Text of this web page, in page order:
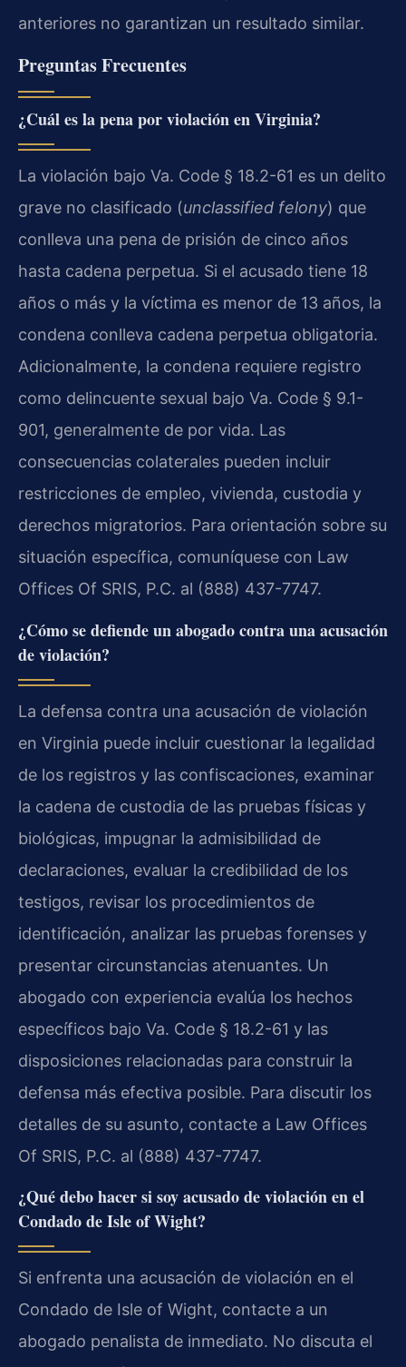
anteriores no garantizan un resultado similar.
Preguntas Frecuentes
¿Cuál es la pena por violación en Virginia?
La violación bajo Va. Code § 18.2-61 es un delito
grave no clasificado (unclassified felony) que
conlleva una pena de prisión de cinco años
hasta cadena perpetua. Si el acusado tiene 18
años o más y la víctima es menor de 13 años, la
condena conlleva cadena perpetua obligatoria.
Adicionalmente, la condena requiere registro
como delincuente sexual bajo Va. Code § 9.1-
901, generalmente de por vida. Las
consecuencias colaterales pueden incluir
restricciones de empleo, vivienda, custodia y
derechos migratorios. Para orientación sobre su
situación específica, comuníquese con Law
Offices Of SRIS, P.C. al (888) 437-7747.
¿Cómo se defiende un abogado contra una acusación
de violación?
La defensa contra una acusación de violación
en Virginia puede incluir cuestionar la legalidad
de los registros y las confiscaciones, examinar
la cadena de custodia de las pruebas físicas y
biológicas, impugnar la admisibilidad de
declaraciones, evaluar la credibilidad de los
testigos, revisar los procedimientos de
identificación, analizar las pruebas forenses y
presentar circunstancias atenuantes. Un
abogado con experiencia evalúa los hechos
específicos bajo Va. Code § 18.2-61 y las
disposiciones relacionadas para construir la
defensa más efectiva posible. Para discutir los
detalles de su asunto, contacte a Law Offices
Of SRIS, P.C. al (888) 437-7747.
¿Qué debo hacer si soy acusado de violación en el
Condado de Isle of Wight?
Si enfrenta una acusación de violación en el
Condado de Isle of Wight, contacte a un
abogado penalista de inmediato. No discuta el